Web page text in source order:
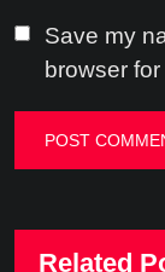
Save my
browser
Related